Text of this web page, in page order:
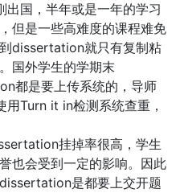
出国，半年或是一年的学习
但是一些高难度的课程难免
dissertation就只有复制粘
国外学生的学期末
都是要上传系统的，导师
Turn it in检测系统查重，
挂掉率很高，学生
也会受到一定的影响。因此
是都要上交开题